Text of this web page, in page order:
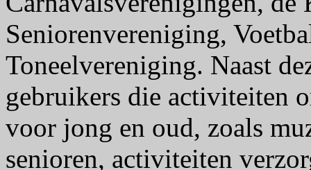
Seniorenvereniging,
Toneelvereniging. Naast
gebruikers die activiteiten
voor jong en oud, zoals
senioren, activiteiten